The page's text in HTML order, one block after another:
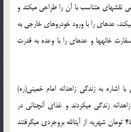
متناسب با آن را طراحی می‏کند و
عده‏ای را با ورود خودروهای خارجی به
خانه‏ها و عدهای را با وعده به قدرت
اشاره به زندگی زاهدانه امام خمینی(ره)
زندگی می‏کردند و غذای آنچنانی در
منزل شان نبود؛ ایشان ماهی 45 تومان شهریه از آیت‏الله بروجردی می‏گرفتند